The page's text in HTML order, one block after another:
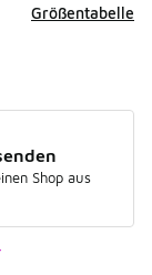
Größentabelle
Shop aus